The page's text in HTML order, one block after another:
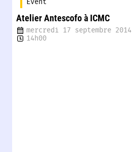
Atelier Antescofo à ICMC
mercredi 17 septembre 2014
14h00